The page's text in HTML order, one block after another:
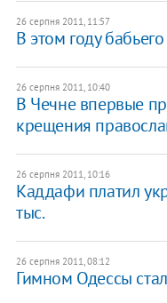
26 серпня 2011, 11:57
В этом году
26 серпня 2011, 10:40
В Чечне впервые
крещения
26 серпня 2011, 10:16
Каддафи платил
тыс.
26 серпня 2011, 08:12
Гимном Одессы